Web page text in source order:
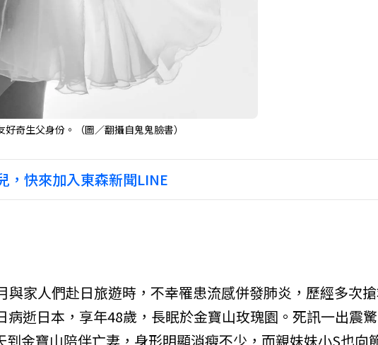
奇生父身份。（圖／翻攝自鬼鬼臉書）
，快來加入東森新聞LINE
與家人們赴日旅遊時，不幸罹患流感併發肺炎，歷經多次
病逝日本，享年48歲，長眠於金寶山玫瑰園。死訊一出震
金寶山陪伴亡妻，身形明顯消瘦不少，而親妹妹小S也向